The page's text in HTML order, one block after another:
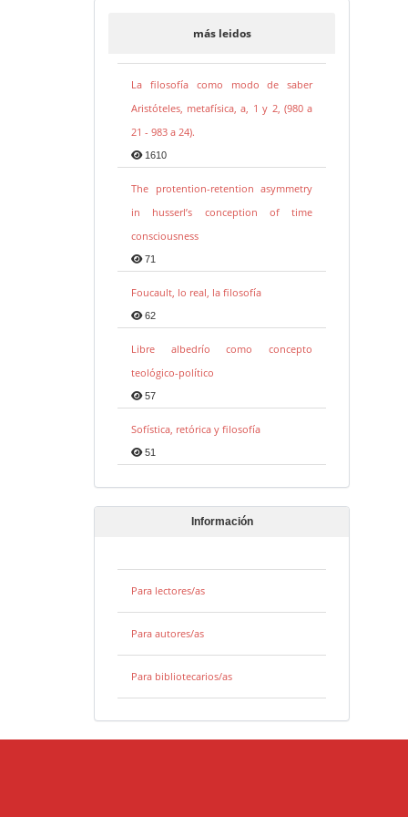
más leidos
La filosofía como modo de saber
Aristóteles, metafísica, a, 1 y 2, (980 a
21 - 983 a 24).
1610
The protention-retention asymmetry
in husserl’s conception of time
consciousness
71
Foucault, lo real, la filosofía
62
Libre albedrío como concepto
teológico-político
57
Sofística, retórica y filosofía
51
Información
Para lectores/as
Para autores/as
Para bibliotecarios/as